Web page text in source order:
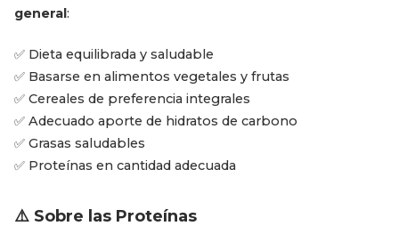
general:
✅ Dieta equilibrada y saludable
✅ Basarse en alimentos vegetales y frutas
✅ Cereales de preferencia integrales
✅ Adecuado aporte de hidratos de carbono
✅ Grasas saludables
✅ Proteínas en cantidad adecuada
⚠️ Sobre las Proteínas